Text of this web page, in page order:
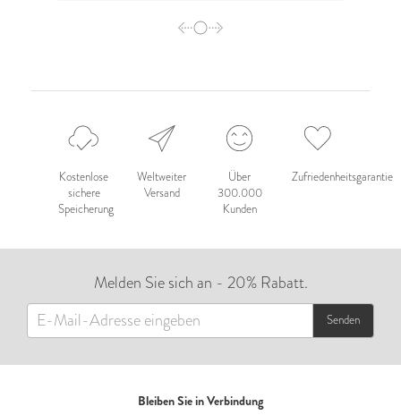
Kostenlose
sichere
Speicherung
Weltweiter
Versand
Über
300.000
Kunden
Zufriedenheitsgarantie
Melden Sie sich an - 20% Rabatt.
Senden
Bleiben Sie in Verbindung